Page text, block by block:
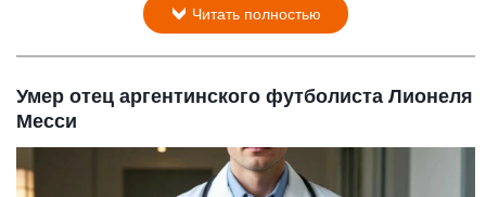
Читать полностью
Умер отец аргентинского футболиста Лионеля
Месси